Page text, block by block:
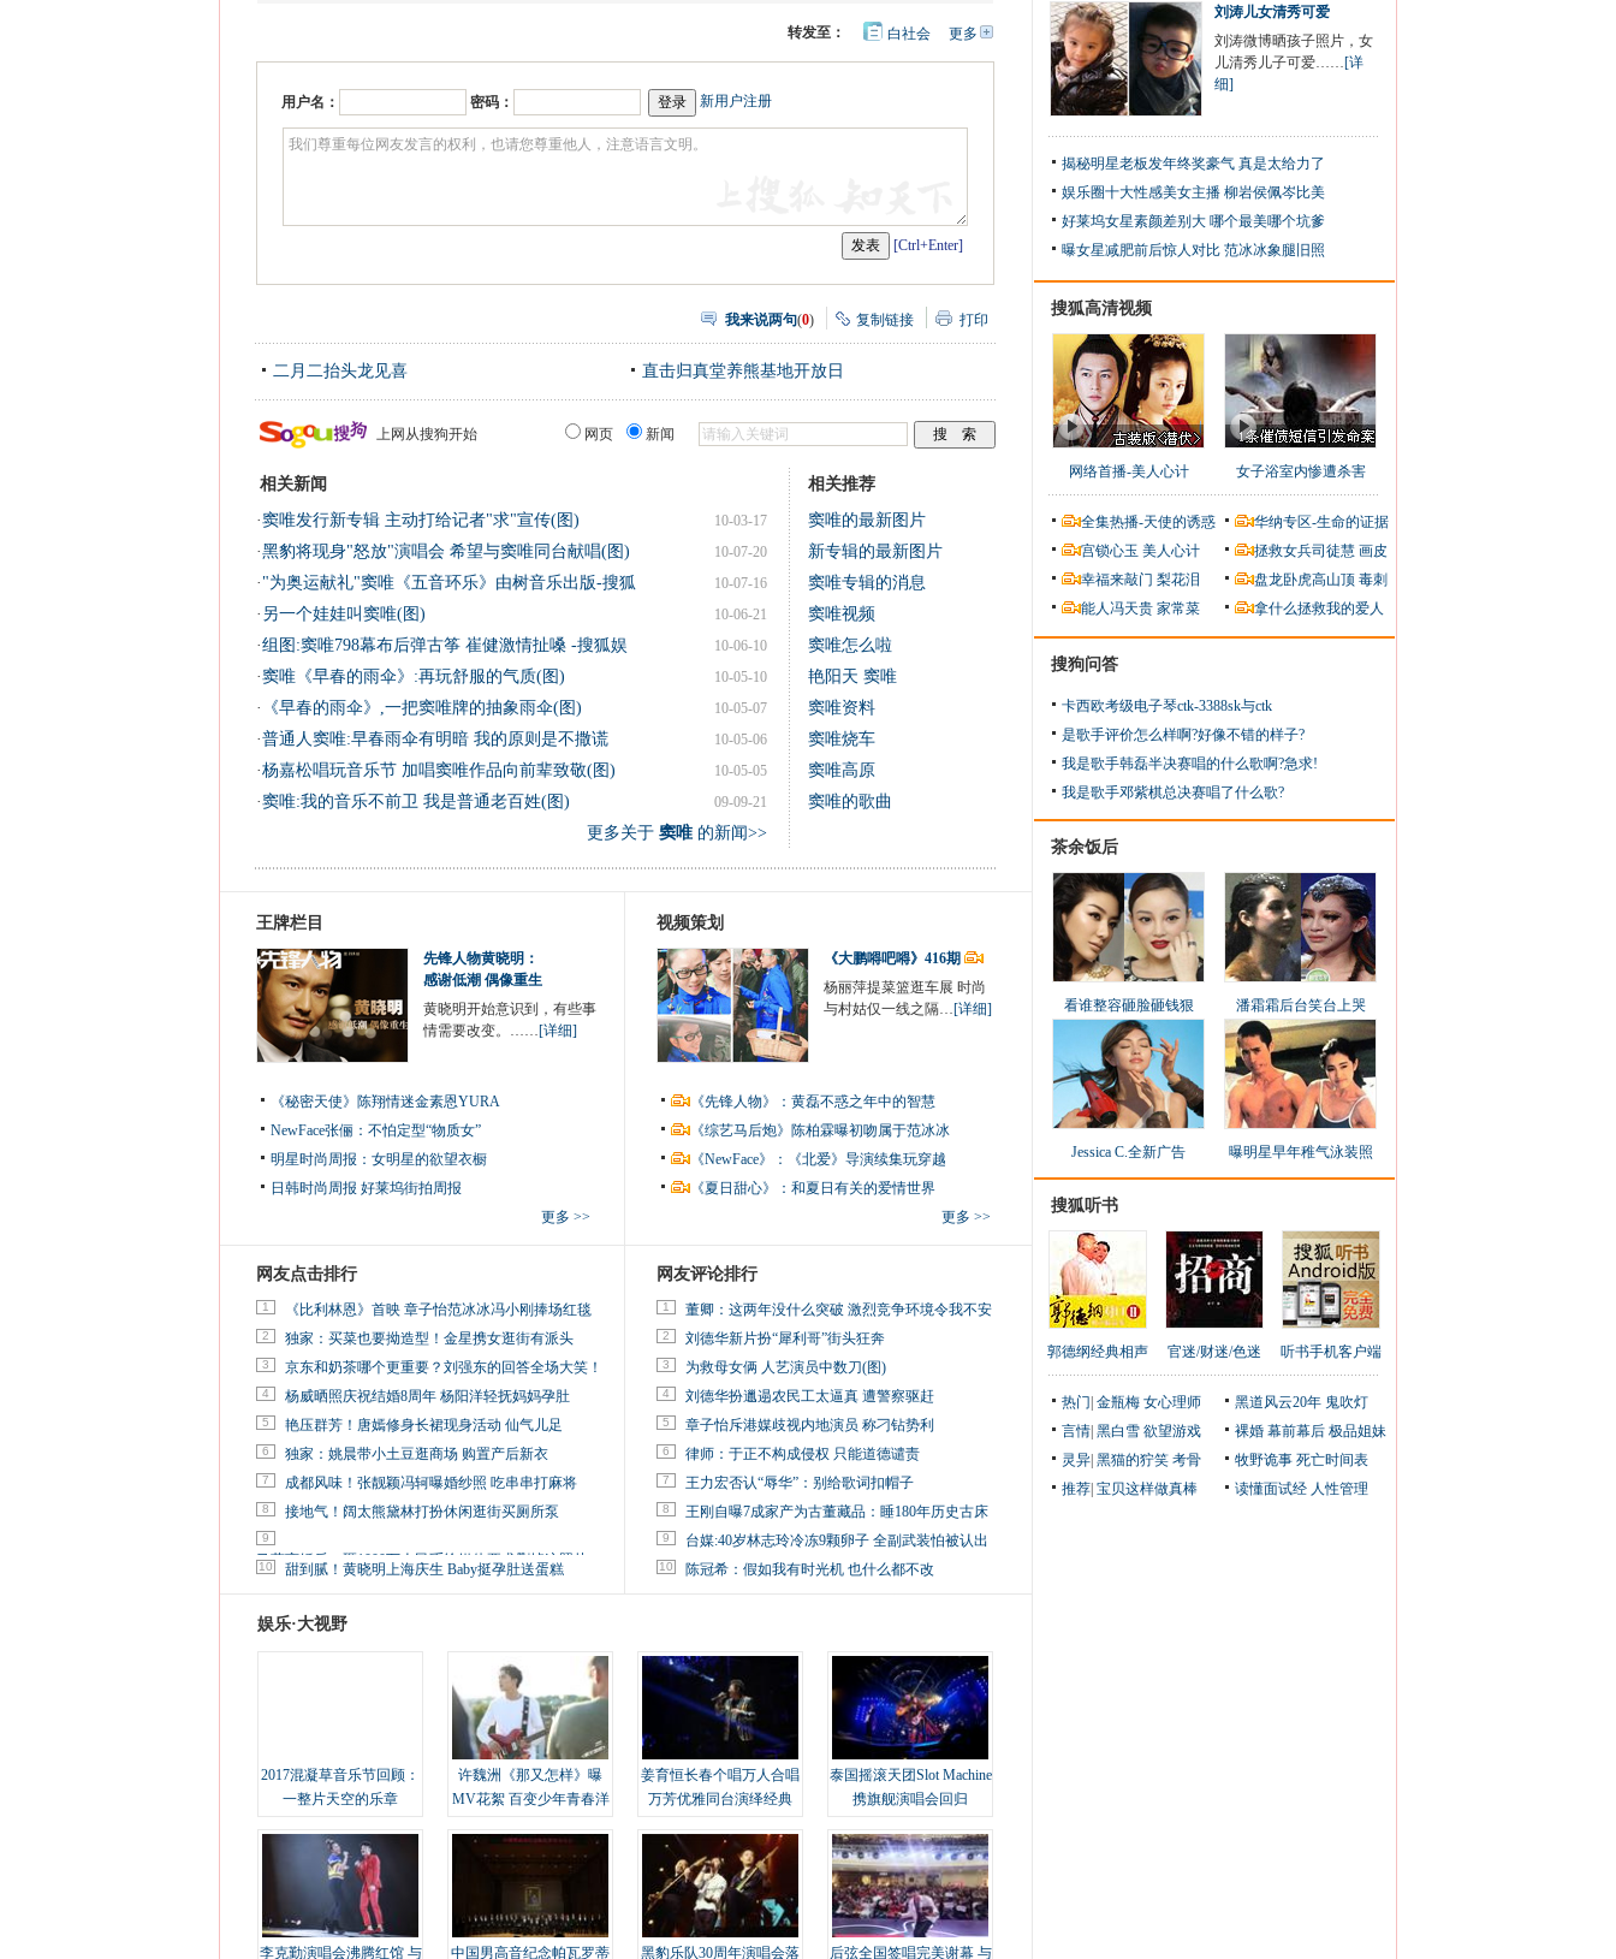
更多开
转发至： 白社会
用户名： 密码： 新用户注册
[Ctrl+Enter]
我来说两句(0) 复制链接 打印
二月二抬头龙见喜 直击归真堂养熊基地开放日
上网从搜狗开始 网页 新闻
相关新闻
10-03-17
·窦唯发行新专辑 主动打给记者"求"宣传(图)
10-07-20
·黑豹将现身"怒放"演唱会 希望与窦唯同台献唱(图)
10-07-16
· "为奥运献礼"窦唯《五音环乐》由树音乐出版-搜狐
10-06-21
· 另一个娃娃叫窦唯(图)
10-06-10
·组图:窦唯798幕布后弹古筝 崔健激情扯嗓 -搜狐娱
10-05-10
·窦唯《早春的雨伞》:再玩舒服的气质(图)
10-05-07
· 《早春的雨伞》,一把窦唯牌的抽象雨伞(图)
10-05-06
·普通人窦唯:早春雨伞有明暗 我的原则是不撒谎
10-05-05
·杨嘉松唱玩音乐节 加唱窦唯作品向前辈致敬(图)
09-09-21
·窦唯:我的音乐不前卫 我是普通老百姓(图)
更多关于 窦唯的新闻>>
相关推荐
窦唯的最新图片
新专辑的最新图片
窦唯专辑的消息
窦唯视频
窦唯怎么啦
艳阳天 窦唯
窦唯资料
窦唯烧车
窦唯高原
窦唯的歌曲
王牌栏目
先锋人物黄晓明：
感谢低潮 偶像重生
黄晓明开始意识到，有些事
情需要改变。……[详细]
《秘密天使》陈翔情迷金素恩YURA
NewFace张俪：不怕定型“物质女”
明星时尚周报：女明星的欲望衣橱
日韩时尚周报 好莱坞街拍周报
更多 >>
视频策划
《大鹏嘚吧嘚》416期
杨丽萍提菜篮逛车展 时尚
与村姑仅一线之隔…[详细]
《先锋人物》：黄磊不惑之年中的智慧
《综艺马后炮》陈柏霖曝初吻属于范冰冰
《NewFace》：《北爱》导演续集玩穿越
《夏日甜心》：和夏日有关的爱情世界
更多 >>
网友点击排行
1 《比利林恩》首映 章子怡范冰冰冯小刚捧场红毯
2 独家：买菜也要拗造型！金星携女逛街有派头
3 京东和奶茶哪个更重要？刘强东的回答全场大笑！
4 杨威晒照庆祝结婚8周年 杨阳洋轻抚妈妈孕肚
5 艳压群芳！唐嫣修身长裙现身活动 仙气儿足
6 独家：姚晨带小土豆逛商场 购置产后新衣
7 成都风味！张靓颖冯轲曝婚纱照 吃串串打麻将
8 接地气！阔太熊黛林打扮休闲逛街买厕所泵
9
马蓉离婚后，砸1000万人民币给媒体要求删掉这照片
10 甜到腻！黄晓明上海庆生 Baby挺孕肚送蛋糕
网友评论排行
1 董卿：这两年没什么突破 激烈竞争环境令我不安
2 刘德华新片扮“犀利哥”街头狂奔
3 为救母女俩 人艺演员中数刀(图)
4 刘德华扮邋遢农民工太逼真 遭警察驱赶
5 章子怡斥港媒歧视内地演员 称刁钻势利
6 律师：于正不构成侵权 只能道德谴责
7 王力宏否认“辱华”：别给歌词扣帽子
8 王刚自曝7成家产为古董藏品：睡180年历史古床
9 台媒:40岁林志玲冷冻9颗卵子 全副武装怕被认出
10 陈冠希：假如我有时光机 也什么都不改
娱乐·大视野
2017混凝草音乐节回顾：
一整片天空的乐章
许魏洲《那又怎样》曝
MV花絮 百变少年青春洋
姜育恒长春个唱万人合唱
万芳优雅同台演绎经典
泰国摇滚天团Slot Machine
携旗舰演唱会回归
李克勤演唱会沸腾红馆 与 中国男高音纪念帕瓦罗蒂 黑豹乐队30周年演唱会落 后弦全国签唱完美谢幕 与
刘涛儿女清秀可爱
刘涛微博晒孩子照片，女
儿清秀儿子可爱……[详
细]
揭秘明星老板发年终奖豪气 真是太给力了
娱乐圈十大性感美女主播 柳岩侯佩岑比美
好莱坞女星素颜差别大 哪个最美哪个坑爹
曝女星减肥前后惊人对比 范冰冰象腿旧照
搜狐高清视频
网络首播-美人心计 女子浴室内惨遭杀害
全集热播-天使的诱惑
华纳专区-生命的证据
宫锁心玉 美人心计 拯救女兵司徒慧 画皮
幸福来敲门 梨花泪 盘龙卧虎高山顶 毒刺
能人冯天贵 家常菜 拿什么拯救我的爱人
搜狗问答
卡西欧考级电子琴ctk-3388sk与ctk
是歌手评价怎么样啊?好像不错的样子?
我是歌手韩磊半决赛唱的什么歌啊?急求!
我是歌手邓紫棋总决赛唱了什么歌?
茶余饭后
看谁整容砸脸砸钱狠 潘霜霜后台笑台上哭
Jessica C.全新广告 曝明星早年稚气泳装照
搜狐听书
郭德纲经典相声 官迷/财迷/色迷 听书手机客户端
热门 金瓶梅 女心理师 黑道风云20年 鬼吹灯
言情 黑白雪 欲望游戏 裸婚 幕前幕后 极品姐妹
灵异 黑猫的狞笑 考骨 牧野诡事 死亡时间表
推荐 宝贝这样做真棒 读懂面试经 人性管理